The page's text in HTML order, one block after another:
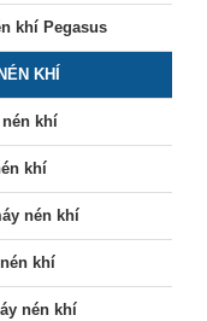
khí Pegasus
KHÍ
nén khí
khí
nén khí
khí
nén khí